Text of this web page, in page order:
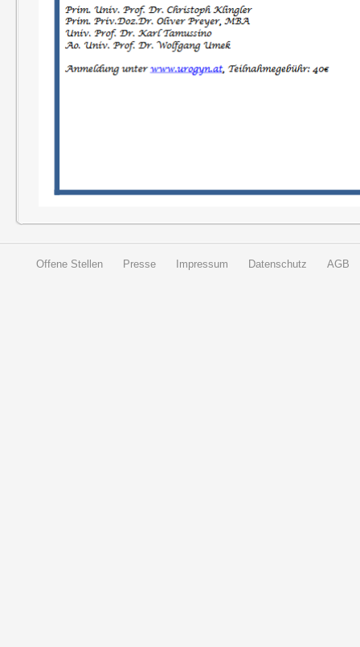
Offene Stellen Presse Impressum Datenschutz AGB